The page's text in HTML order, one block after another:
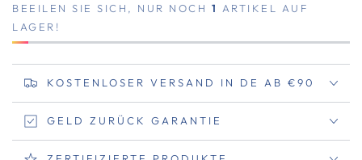
BEEILEN SIE SICH, NUR NOCH 1
ARTIKEL AUF
LAGER!
KOSTENLOSER VERSAND IN DE AB €90
GELD ZURÜCK GARANTIE